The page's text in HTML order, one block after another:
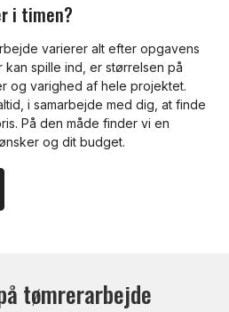
i timen?
varierer alt efter opgavens
kan spille ind, er størrelsen på
og varighed af hele projektet.
i samarbejde med dig, at finde
På den måde finder vi en
og dit budget.
tømrerarbejde